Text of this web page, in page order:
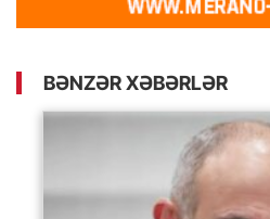
BƏNZƏR XƏBƏRLƏR